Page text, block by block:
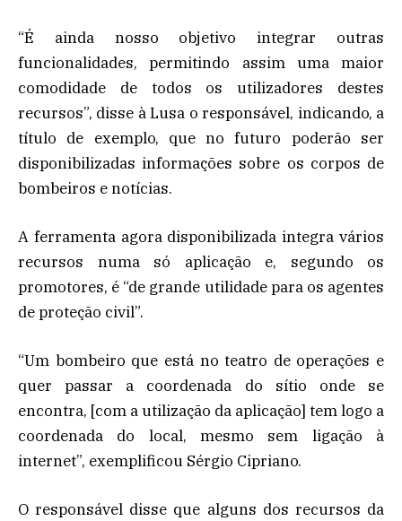
“É ainda nosso objetivo integrar outras
funcionalidades, permitindo assim uma maior
comodidade de todos os utilizadores destes
recursos”, disse à Lusa o responsável, indicando, a
título de exemplo, que no futuro poderão ser
disponibilizadas informações sobre os corpos de
bombeiros e notícias.
A ferramenta agora disponibilizada integra vários
recursos numa só aplicação e, segundo os
promotores, é “de grande utilidade para os agentes
de proteção civil”.
“Um bombeiro que está no teatro de operações e
quer passar a coordenada do sítio onde se
encontra, [com a utilização da aplicação] tem logo a
coordenada do local, mesmo sem ligação à
internet”, exemplificou Sérgio Cipriano.
O responsável disse que alguns dos recursos da